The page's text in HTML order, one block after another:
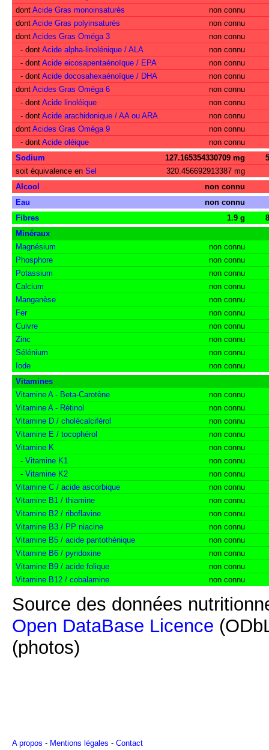
dont Acide Gras monoinsaturés
non connu
dont Acide Gras polyinsaturés
non connu
dont Acides Gras Oméga 3
non connu
- dont Acide alpha-linolénique / ALA
non connu
- dont Acide eicosapentaénoïque / EPA
non connu
- dont Acide docosahexaénoïque / DHA
non connu
dont Acides Gras Oméga 6
non connu
- dont Acide linoléique
non connu
- dont Acide arachidonique / AA ou ARA
non connu
dont Acides Gras Oméga 9
non connu
- dont Acide oléique
non connu
Sodium
127.165354330709 mg
soit équivalence en Sel
320.456692913387 mg
Alcool
non connu
Eau
non connu
Fibres
1.9 g
Minéraux
Magnésium
non connu
Phosphore
non connu
Potassium
non connu
Calcium
non connu
Manganèse
non connu
Fer
non connu
Cuivre
non connu
Zinc
non connu
Sélénium
non connu
Iode
non connu
Vitamines
Vitamine A - Beta-Carotène
non connu
Vitamine A - Rétinol
non connu
Vitamine D / cholécalciférol
non connu
Vitamine E / tocophérol
non connu
Vitamine K
non connu
- Vitamine K1
non connu
- Vitamine K2
non connu
Vitamine C / acide ascorbique
non connu
Vitamine B1 / thiamine
non connu
Vitamine B2 / riboflavine
non connu
Vitamine B3 / PP niacine
non connu
Vitamine B5 / acide pantothénique
non connu
Vitamine B6 / pyridoxine
non connu
Vitamine B9 / acide folique
non connu
Vitamine B12 / cobalamine
non connu
Source des données
Open DataBase Licence
(photos)
A propos - Mentions légales - Contact